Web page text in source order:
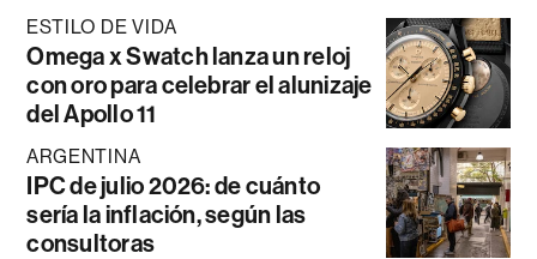
ESTILO DE VIDA
Omega x Swatch lanza un reloj
con oro para celebrar el alunizaje
del Apollo 11
ARGENTINA
IPC de julio 2026: de cuánto
sería la inflación, según las
consultoras